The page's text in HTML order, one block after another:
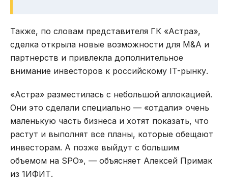
Также, по словам представителя ГК «Астра»,
сделка открыла новые возможности для M&A и
партнерств и привлекла дополнительное
внимание инвесторов к российскому IT-рынку.
«Астра» разместилась с небольшой аллокацией.
Они это сделали специально — «отдали» очень
маленькую часть бизнеса и хотят показать, что
растут и выполнят все планы, которые обещают
инвесторам. А позже выйдут с большим
объемом на SPO», — объясняет Алексей Примак
из 1ИФИТ.